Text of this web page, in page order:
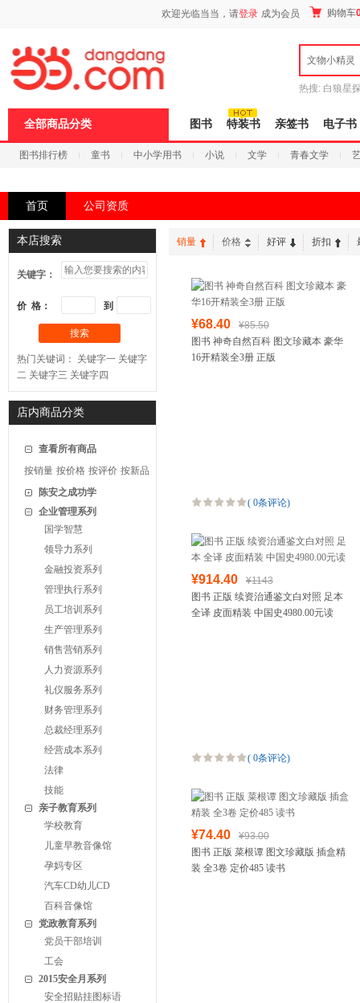
欢迎光临当当，请登录 成为会员 购物车
文物小精灵
热搜: 白狼星
全部商品分类 图书 特装书 亲签书 电子书
图书排行榜 童书 中小学用书 小说 文学 青春文学
首页 公司资质
本店搜索
关键字：
价 格： 到
搜索
热门关键词： 关键字一 关键字
二 关键字三 关键字四
店内商品分类
查看所有商品
按销量 按价格 按评价 按新品
陈安之成功学
企业管理系列
国学智慧
领导力系列
金融投资系列
管理执行系列
员工培训系列
生产管理系列
销售营销系列
人力资源系列
礼仪服务系列
财务管理系列
总裁经理系列
经营成本系列
法律
技能
亲子教育系列
学校教育
儿童早教音像馆
孕妈专区
汽车CD幼儿CD
百科音像馆
党政教育系列
党员干部培训
工会
2015安全月系列
安全招贴挂图标语
销量 价格 好评 折扣
¥68.40
¥85.50
图书 神奇自然百科 图文珍藏本 豪华
16开精装全3册 正版
( 0条评论)
¥914.40
¥1143
图书 正版 续资治通鉴文白对照 足本
全译 皮面精装 中国史4980.00元读
( 0条评论)
¥74.40
¥93.00
图书 正版 菜根谭 图文珍藏版 插盒精
装 全3卷 定价485 读书
页
浪
打